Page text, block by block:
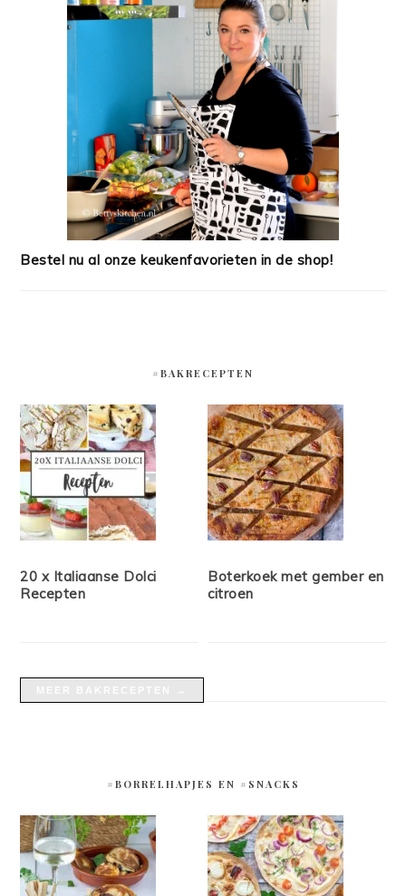
Bestel nu al onze keukenfavorieten in de shop!
#BAKRECEPTEN
20 x Italiaanse Dolci
Recepten
Boterkoek met gember en
citroen
#BORRELHAPJES EN #SNACKS